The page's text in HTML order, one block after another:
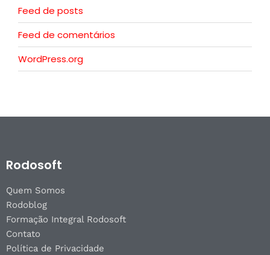
Feed de posts
Feed de comentários
WordPress.org
Rodosoft
Quem Somos
Rodoblog
Formação Integral Rodosoft
Contato
Política de Privacidade